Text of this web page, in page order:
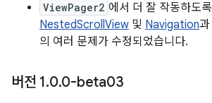
ViewPager2 에서 더 잘 작동하도록
NestedScrollView 및 Navigation
의 여러 문제가 수정되었습니다.
버전 1.0.0-beta03